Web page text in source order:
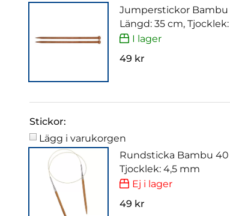
Jumperstickor Bambu
Längd: 35 cm,
I lager
49 kr
Stickor:
Lägg i varukorgen
Rundsticka Bambu
Tjocklek: 4,5 mm
Ej i lager
49 kr